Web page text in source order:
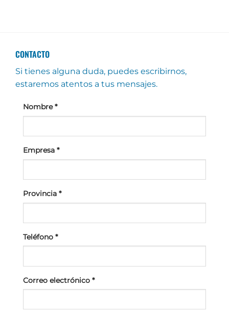
CONTACTO
Si tienes alguna duda, puedes escribirnos,
estaremos atentos a tus mensajes.
Nombre*
Empresa *
Provincia *
Teléfono *
Correo electrónico *